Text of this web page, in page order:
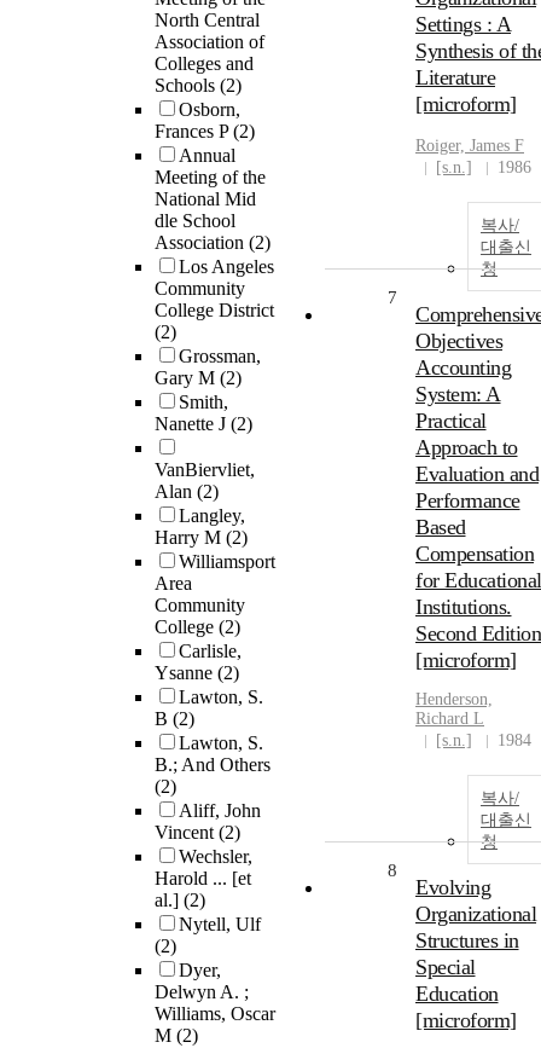
North Central
Association of
Colleges and
Schools (2)
Osborn,
Frances P(2)
Annual
Meeting of the
National Mid
dle School
Association (2)
Los Angeles
Community
College District
(2)
Grossman,
Gary M (2)
Smith,
Nanette J (2)
VanBiervliet,
Alan (2)
Langley,
Harry M (2)
Williamsport
Area
Community
College (2)
Carlisle,
Ysanne (2)
Lawton, S.
B (2)
Lawton, S.
B.; And Others
(2)
Aliff, John
Vincent(2)
Wechsler,
Harold ... [et
al.] (2)
Nytell, Ulf
(2)
Dyer,
Delwyn A. ;
Williams, Oscar
M (2)
Settings : A
Synthesis of
Literature
[microform]
Roiger, James F
[s.n.]
1986
복사/
대출신
청
7
Objectives
Accounting
System: A
Practical
Approach to
Evaluation and
Performance
Based
Compensation
for Educational
Institutions.
Second Edition
[microform]
Henderson,
Richard L
[s.n.]
1984
복사/
대출신
청
8
Evolving
Organizational
Structures in
Special
Education
[microform]